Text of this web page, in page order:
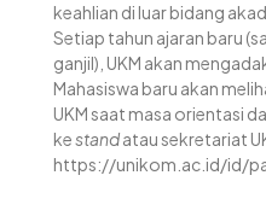
keahlian di luar bidang
Setiap tahun ajaran baru
ganjil), UKM akan
Mahasiswa baru akan
UKM saat masa orientasi
kestandatau sekretariat
https://unikom.ac.id/id/